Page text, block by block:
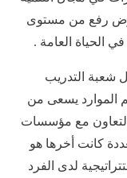
رفع من مستوى
الحياة العامة .
شعبة التدريب
الموارد يسعى من
التعاون مع مؤسسات
كانت أخرها هو
لدى الفرد